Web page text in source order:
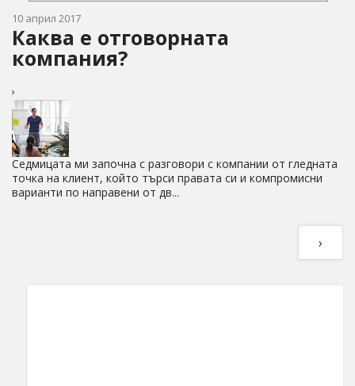
10 април 2017
Каква е отговорната
компания?
›
Седмицата ми започна с разговори с компании от гледната
точка на клиент, който търси правата си и компромисни
варианти по направени от дв...
›